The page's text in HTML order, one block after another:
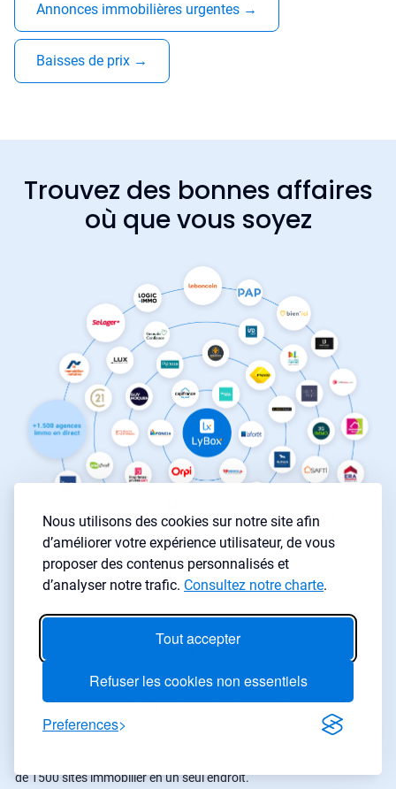
Nous utilisons des cookies sur notre site afin
d’améliorer votre expérience utilisateur, de vous
proposer des contenus personnalisés et
d’analyser notre trafic. Consultez notre charte.
Tout accepter
Refuser les cookies non essentiels
Preferences
Annonces immobilières urgentes →
Baisses de prix →
Trouvez des bonnes affaires
où que vous soyez
Une application pour l’investissement immobilier et la recherche ?
Votre recherche immobilière peut maintenant commencer. Notre
annonces correspondants à vos critères. Retrouvez les résultats
où que vous soyez grâce à notre application mobile
de 1500 sites immobilier en un seul endroit.